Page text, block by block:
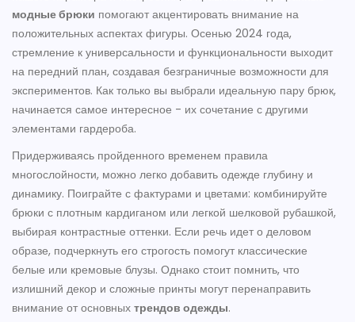
модные брюки помогают акцентировать внимание на
положительных аспектах фигуры. Осенью 2024 года,
стремление к универсальности и функциональности выходит
на передний план, создавая безграничные возможности для
экспериментов. Как только вы выбрали идеальную пару брюк,
начинается самое интересное - их сочетание с другими
элементами гардероба.
Придерживаясь пройденного временем правила
многослойности, можно легко добавить одежде глубину и
динамику. Поиграйте с фактурами и цветами: комбинируйте
брюки с плотным кардиганом или легкой шелковой рубашкой,
выбирая контрастные оттенки. Если речь идет о деловом
образе, подчеркнуть его строгость помогут классические
белые или кремовые блузы. Однако стоит помнить, что
излишний декор и сложные принты могут перенаправить
внимание от основных трендов одежды.